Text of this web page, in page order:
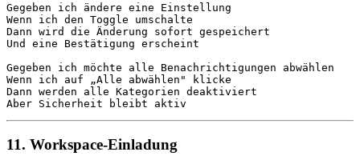
Gegeben
Wenn
Dann
Und
eine Bestätigung erscheint
Gegeben
Wenn
Dann
Aber Sicherheit bleibt aktiv
11. Workspace-Einladung